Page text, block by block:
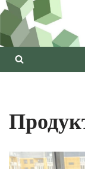
Перейти
к
содержимому